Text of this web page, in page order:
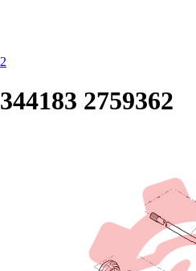
2759362